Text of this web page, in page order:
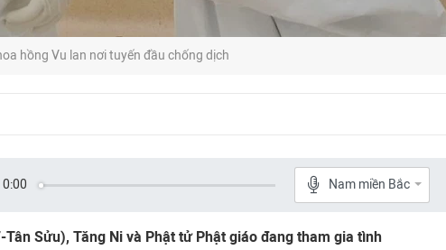
hồng Vu lan nơi tuyến đầu chống dịch
0:00 Nam miền Bắc
Tân Sửu), Tăng Ni và Phật tử Phật giáo đang tham gia tình